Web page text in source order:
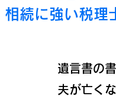
相続に強い税理
遺言書の
夫が亡く